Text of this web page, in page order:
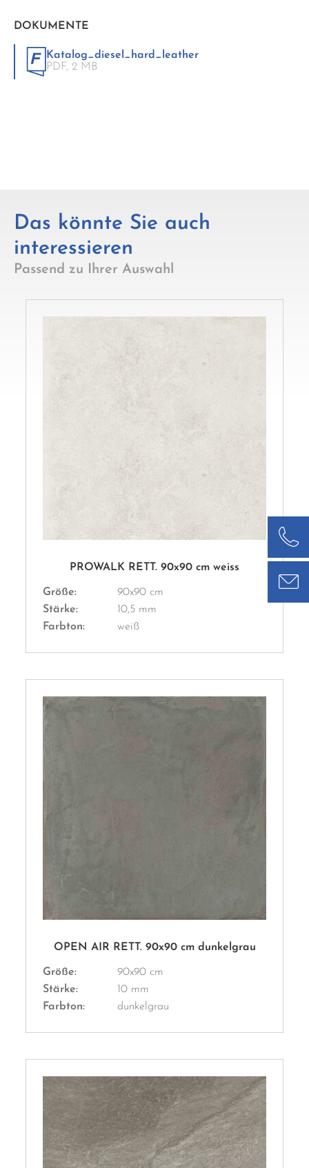
DOKUMENTE
Katalog_diesel_hard_leather
PDF, 2 MB
Das könnte Sie auch
interessieren
PROWALK RETT. 90x90 cm weiss
Größe:
90x90 cm
Stärke:
10,5 mm
Farbton:
weiß
OPEN AIR RETT. 90x90 cm dunkelgrau
Größe:
90x90 cm
Stärke:
10 mm
Farbton:
dunkelgrau